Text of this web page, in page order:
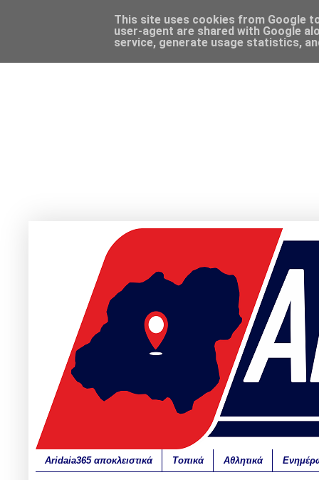
Aridaia365 αποκλειστικά Τοπικά Αθλητικά
This site uses cookies from Google
user-agent are shared with Google
service, generate usage statistics,